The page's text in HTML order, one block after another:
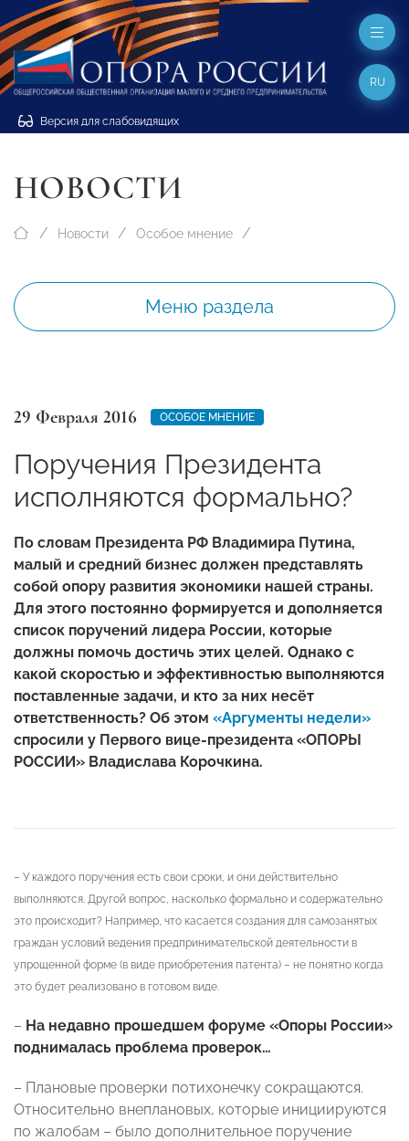
Версия для слабовидящих
RU
НОВОСТИ
Новости Особое мнение
Меню раздела
29 Февраля 2016 ОСОБОЕ МНЕНИЕ
Поручения Президента
исполняются формально?
По словам Президента РФ Владимира Путина,
малый и средний бизнес должен представлять
собой опору развития экономики нашей страны.
Для этого постоянно формируется и дополняется
список поручений лидера России, которые
должны помочь достичь этих целей. Однако с
какой скоростью и эффективностью выполняются
поставленные задачи, и кто за них несёт
ответственность? Об этом «Аргументы недели»
спросили у Первого вице-президента «ОПОРЫ
РОССИИ» Владислава Корочкина.
– У каждого поручения есть свои сроки, и они действительно
выполняются. Другой вопрос, насколько формально и содержательно
это происходит? Например, что касается создания для самозанятых
граждан условий ведения предпринимательской деятельности в
упрощенной форме (в виде приобретения патента) – не понятно когда
это будет реализовано в готовом виде.
– На недавно прошедшем форуме «Опоры России»
поднималась проблема проверок…
– Плановые проверки потихонечку сокращаются.
Относительно внеплановых, которые инициируются
по жалобам – было дополнительное поручение